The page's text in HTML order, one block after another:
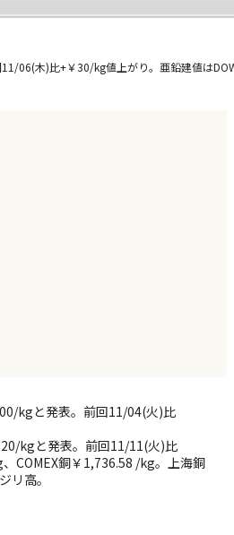
木)比+￥30/kg値上がり。亜鉛建値は
kgと発表。前回11/04(火)比
kgと発表。前回11/11(火)比
COMEX銅￥1,736.58 /kg。上海銅
リ高。